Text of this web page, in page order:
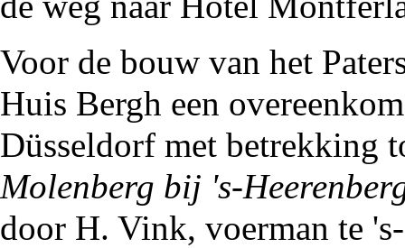
Voor de bouw van het
Huis Bergh een
Düsseldorf met betrekking
Molenberg bij 's-
door H. Vink, voerman te